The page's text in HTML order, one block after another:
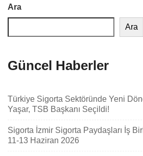
Ara
Ara
Güncel Haberler
Türkiye Sigorta Sektöründe Yeni
Yaşar, TSB Başkanı Seçildi!
Sigorta İzmir Sigorta Paydaşları İş
11-13 Haziran 2026